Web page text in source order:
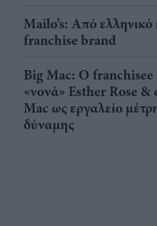
Mailo’s: Από ελληνικό
franchise brand
Big Mac: Ο franchisee
«νονά» Esther Rose &
Mac ως εργαλείο
δύναμης